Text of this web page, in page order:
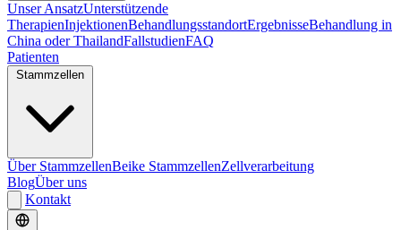
Unser AnsatzUnterstützende
TherapienInjektionenBehandlungsstandortErgebnisseBehandlung in
China oder ThailandFallstudienFAQ
Patienten
Über StammzellenBeike StammzellenZellverarbeitung
BlogÜber uns
Kontakt